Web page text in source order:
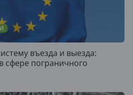
въезда и выезда:
сфере пограничного